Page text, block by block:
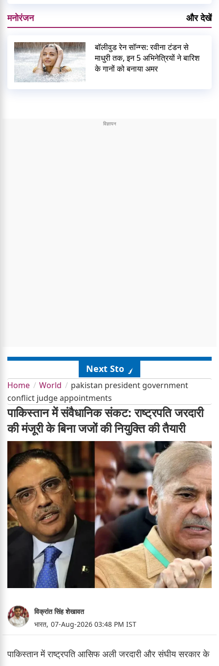
मनोरंजन और देखें
बॉलीवुड रेन सॉन्ग्स: रवीना टंडन से
माधुरी तक, इन 5 अभिनेत्रियों ने बारिश
के गानों को बनाया अमर
Next Story
Home World
pakistan president government
conflict judge appointments
पाकिस्तान में संवैधानिक संकट: राष्ट्रपति जरदारी
की मंजूरी के बिना जजों की नियुक्ति की तैयारी
विक्रांत सिंह शेखावत
भारत, 07-Aug-2026 03:48 PM IST
पाकिस्तान में राष्ट्रपति आसिफ अली जरदारी और संघीय सरकार के